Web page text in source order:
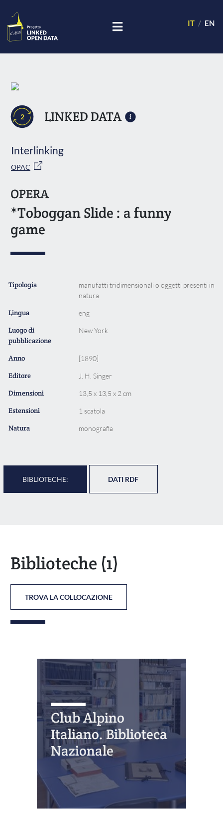
IT EN
2 LINKED DATA
Interlinking
OPAC
OPERA
*Toboggan Slide : a funny
game
Tipologia
manufatti tridimensionali o oggetti presenti in
natura
Lingua eng
Luogo di
pubblicazione
New York
Anno [1890]
Editore J. H. Singer
Dimensioni 13,5 x 13,5 x 2 cm
Estensioni 1 scatola
Natura monografia
BIBLIOTECHE: DATI RDF
Biblioteche (1)
TROVA LA COLLOCAZIONE
Club Alpino
Italiano. Biblioteca
Nazionale